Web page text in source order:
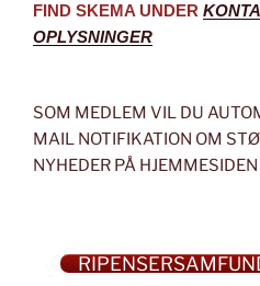
FIND SKEMA UNDER
OPLYSNINGER
SOM MEDLEM VIL DU
MAIL NOTIFIKATION OM
NYHEDER PÅ HJEMMESIDEN